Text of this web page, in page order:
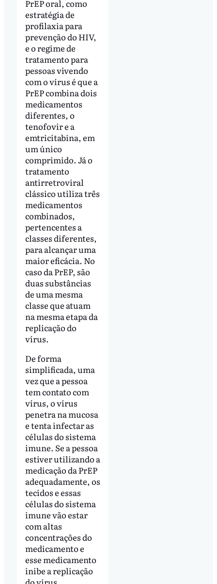
PrEP oral, como
estratégia de
profilaxia para
prevenção do HIV,
e o regime de
tratamento para
pessoas vivendo
com o vírus é que a
PrEP combina dois
medicamentos
diferentes, o
tenofovir e a
emtricitabina, em
um único
comprimido. Já o
tratamento
antirretroviral
clássico utiliza três
medicamentos
combinados,
pertencentes a
classes diferentes,
para alcançar uma
maior eficácia. No
caso da PrEP, são
duas substâncias
de uma mesma
classe que atuam
na mesma etapa da
replicação do
vírus.
De forma
simplificada, uma
vez que a pessoa
tem contato com
vírus, o vírus
penetra na mucosa
e tenta infectar as
células do sistema
imune. Se a pessoa
estiver utilizando a
medicação da PrEP
adequadamente, os
tecidos e essas
células do sistema
imune vão estar
com altas
concentrações do
medicamento e
esse medicamento
inibe a replicação